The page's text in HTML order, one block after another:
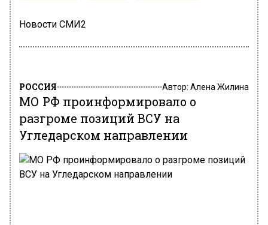
Новости СМИ2
РОССИЯ Автор: Алена Жилина
МО РФ проинформировало о
разгроме позиций ВСУ на
Угледарском направлении